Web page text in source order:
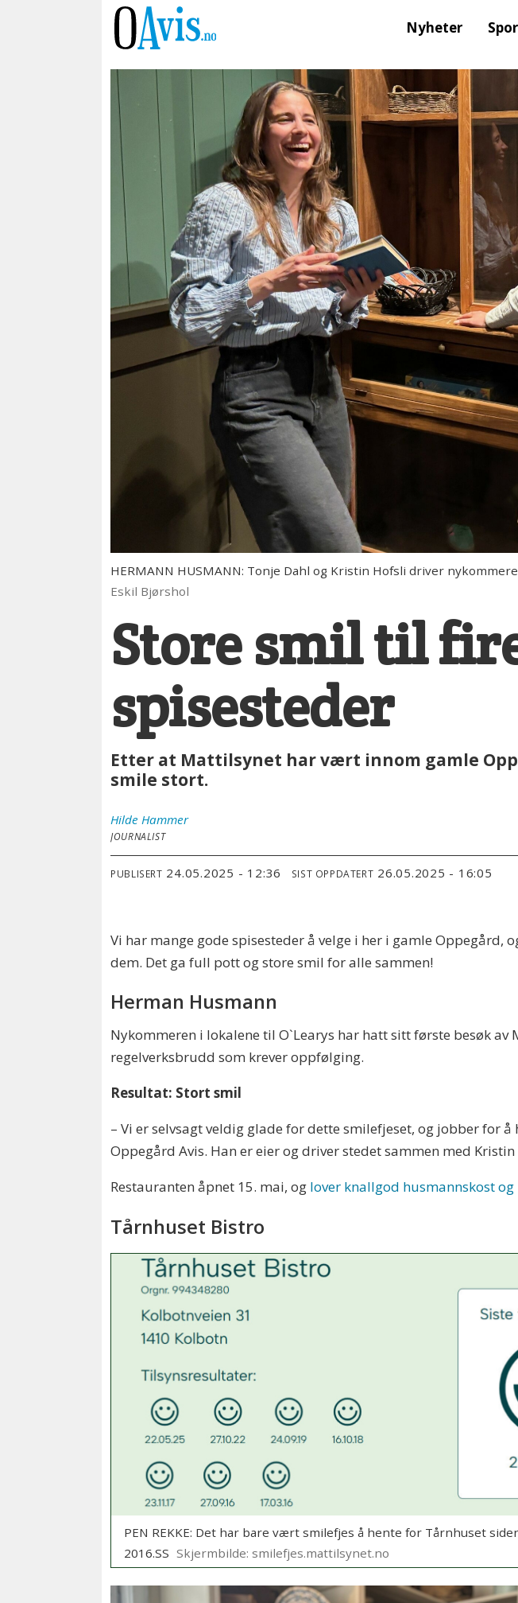
Nyheter
HERMANN HUSMANN: Tonje Dahl og Kristin Hofsli driver
Eskil Bjørshol
Store smil til
spisesteder
Etter at Mattilsynet har vært innom gamle
smile stort.
Hilde Hammer
JOURNALIST
PUBLISERT 24.05.2025 - 12:36 SIST OPPDATERT 26.05.2025 - 16:05
Vi har mange gode spisesteder å velge i her i gamle
dem. Det ga full pott og store smil for alle sammen!
Herman Husmann
Nykommeren i lokalene til O`Learys har hatt sitt første besøk
regelverksbrudd som krever oppfølging.
Resultat: Stort smil
– Vi er selvsagt veldig glade for dette smilefjeset, og jobber for
Oppegård Avis. Han er eier og driver stedet sammen med
Restauranten åpnet 15. mai, og lover knallgod husmannskost
Tårnhuset Bistro
PEN REKKE: Det har bare vært smilefjes å hente for Tårnhuset
2016.SS Skjermbilde: smilefjes.mattilsynet.no